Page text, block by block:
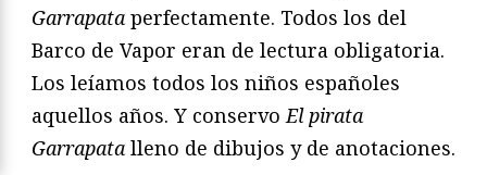
Garrapata perfectamente. Todos los del
Barco de Vapor eran de lectura obligatoria.
Los leíamos todos los niños españoles
aquellos años. Y conservoEl pirata
Garrapata lleno de dibujos y de anotaciones.